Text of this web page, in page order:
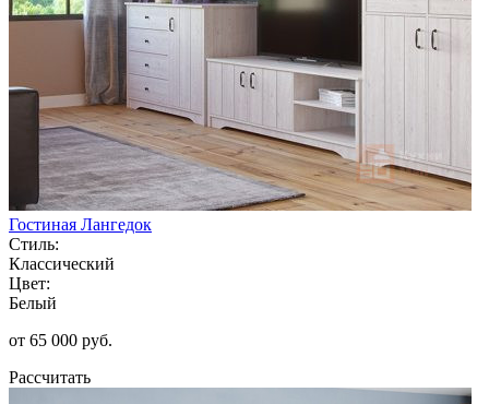
Гостиная Лангедок
Стиль:
Классический
Цвет:
Белый
от 65 000 руб.
Рассчитать